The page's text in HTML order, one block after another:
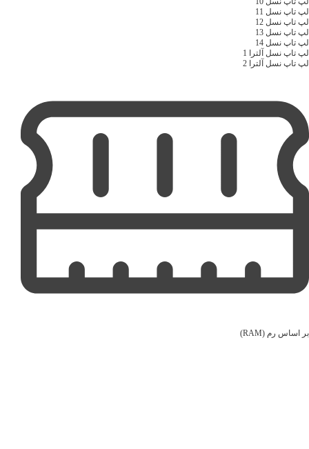
لپ تاپ نسل 11
لپ تاپ نسل 12
لپ تاپ نسل 13
لپ تاپ نسل 14
لپ تاپ نسل آلترا 1
لپ تاپ نسل آلترا 2
بر اساس رم (RAM)